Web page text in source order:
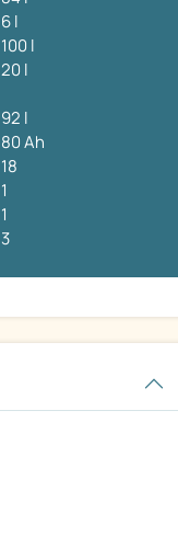
6 l
100 l
20 l
92 l
80 Ah
18
1
1
3